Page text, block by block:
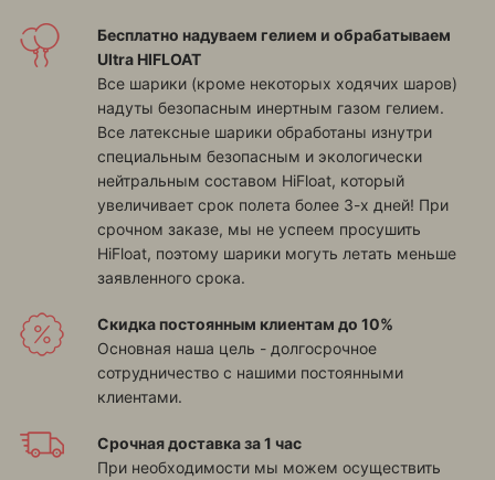
Бесплатно надуваем гелием и обрабатываем
Ultra HIFLOAT
Все шарики (кроме некоторых ходячих шаров)
надуты безопасным инертным газом гелием.
Все латексные шарики обработаны изнутри
специальным безопасным и экологически
нейтральным составом HiFloat, который
увеличивает срок полета более 3-х дней! При
срочном заказе, мы не успеем просушить
HiFloat, поэтому шарики могуть летать меньше
заявленного срока.
Скидка постоянным клиентам до 10%
Основная наша цель - долгосрочное
сотрудничество с нашими постоянными
клиентами.
Срочная доставка за 1 час
При необходимости мы можем осуществить